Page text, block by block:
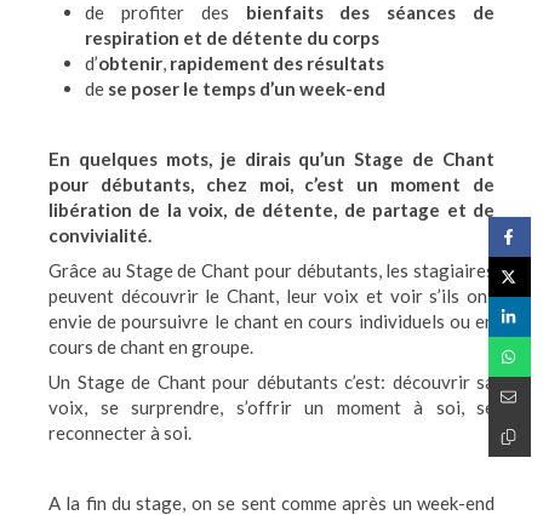
de profiter des bienfaits des séances de
respiration et de détente du corps
d’obtenir, rapidement des résultats
de se poser le temps d’un week-end
En quelques mots, je dirais qu’un Stage de Chant
pour débutants, chez moi, c’est un moment de
libération de la voix, de détente, de partage et de
convivialité.
Grâce au Stage de Chant pour débutants, les stagiaires
peuvent découvrir le Chant, leur voix et voir s’ils ont
envie de poursuivre le chant en cours individuels ou en
cours de chant en groupe.
Un Stage de Chant pour débutants c’est: découvrir sa
voix, se surprendre, s’offrir un moment à soi, se
reconnecter à soi.
A la fin du stage, on se sent comme après un week-end